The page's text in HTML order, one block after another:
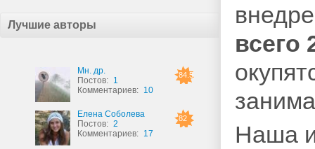
Лучшие авторы
84.5
Мн. др.
Постов: 1
Комментариев: 10
82
Елена Соболева
Постов: 2
Комментариев: 17
всего
Наша